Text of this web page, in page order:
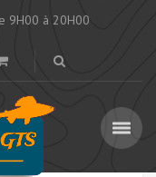
9H00 à 20H00